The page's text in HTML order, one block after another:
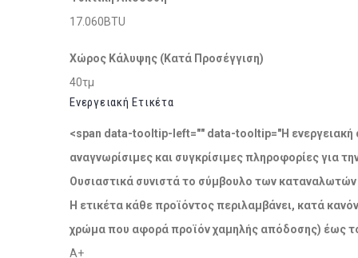
17.060BTU
Χώρος Κάλυψης (Κατά Προσέγγιση)
40τμ
Ενεργειακή Ετικέτα
<span data-tooltip-left="" data-tooltip="Η ενεργειακή
αναγνωρίσιμες και συγκρίσιμες πληροφορίες για
Ουσιαστικά συνιστά το σύμβουλο των καταναλωτών
Η ετικέτα κάθε προϊόντος περιλαμβάνει, κατά
χρώμα που αφορά προϊόν χαμηλής απόδοσης) έως
A+